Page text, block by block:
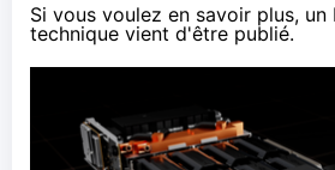
Si vous voulez en savoir plus,
technique vient d'être publié.